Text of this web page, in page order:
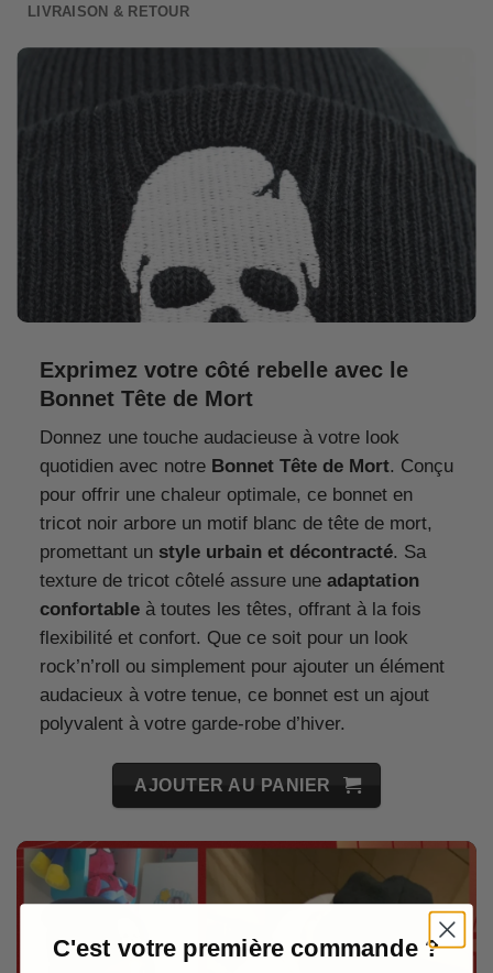
LIVRAISON & RETOUR
Exprimez votre côté rebelle avec le
Bonnet Tête de Mort
Donnez une touche audacieuse à votre look
quotidien avec notre Bonnet Tête de Mort. Conçu
pour offrir une chaleur optimale, ce bonnet en
tricot noir arbore un motif blanc de tête de mort,
promettant un style urbain et décontracté. Sa
texture de tricot côtelé assure une adaptation
confortableà toutes les têtes, offrant à la fois
flexibilité et confort. Que ce soit pour un look
rock’n’roll ou simplement pour ajouter un élément
audacieux à votre tenue, ce bonnet est un ajout
polyvalent à votre garde-robe d’hiver.
AJOUTER AU PANIER
C'est votre première commande ?